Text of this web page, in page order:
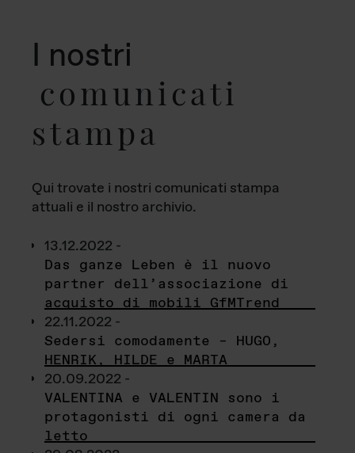
I nostri
comunicati
stampa
Qui trovate i nostri comunicati stampa
attuali e il nostro archivio.
13.12.2022 -
Das ganze Leben è il nuovo
partner dell’associazione di
acquisto di mobili GfMTrend
22.11.2022 -
Sedersi comodamente – HUGO,
HENRIK, HILDE e MARTA
20.09.2022 -
VALENTINA e VALENTIN sono i
protagonisti di ogni camera da
letto